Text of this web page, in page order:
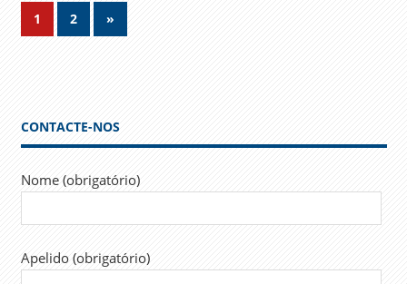
Navegação
1 2
Next
Posts
»
CONTACTE-NOS
Nome (obrigatório)
Apelido (obrigatório)